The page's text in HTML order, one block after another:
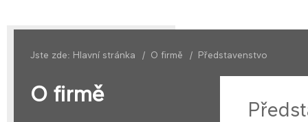
Jste zde: Hlavní stránka / O firmě / Představenstvo
O firmě